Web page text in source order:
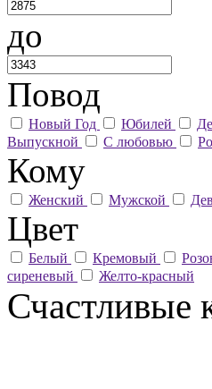
до
Повод
Новый Год Юбилей
Выпускной
С любовью
Кому
Женский Мужской
Цвет
Белый Кремовый
сиреневый
Желто-красный
Счастливые